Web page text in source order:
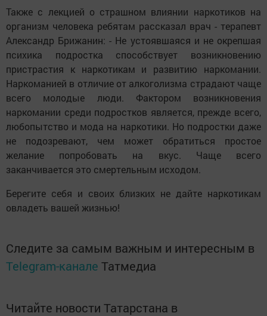
Также с лекцией о страшном влиянии наркотиков на
организм человека ребятам рассказал врач - терапевт
Александр Брижанин: - Не устоявшаяся и не окрепшая
психика подростка способствует возникновению
пристрастия к наркотикам и развитию наркомании.
Наркоманией в отличие от алкоголизма страдают чаще
всего молодые люди. Фактором возникновения
наркомании среди подростков является, прежде всего,
любопытство и мода на наркотики. Но подростки даже
не подозревают, чем может обратиться простое
желание попробовать на вкус. Чаще всего
заканчивается это смертельным исходом.
Берегите себя и своих близких не дайте наркотикам
овладеть вашей жизнью!
Следите за самым важным и интересным в
Telegram-канале Татмедиа
Читайте новости Татарстана в